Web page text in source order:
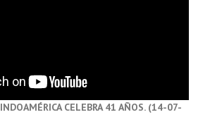
INDOAMÉRICA CELEBRA 41 AÑOS. (14-07-